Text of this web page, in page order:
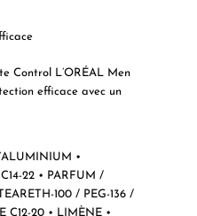
Control L’ORÉAL Men
efficace avec un
•
22 • PARFUM /
100 / PEG-136 /
C12-20 • LIMÈNE •